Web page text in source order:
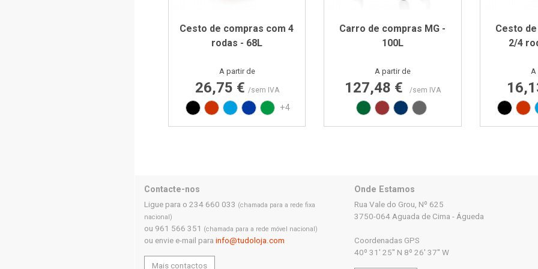
Cesto de compras com 4
rodas - 68L
Preço
A partir de
26,75 € /sem IVA
Preto Vermelho RAL3020
Azul PAN 299C
Azul PAN 293C
Verde PAN 347C
+4
Carro de compras MG -
100L
Preço
A partir de
127,48 € /sem IVA
Verde RAL6029
Vermelho RAL3000
Azul RAL5002
Cinza RAL7015
Cesto
2/4
A
Preto
Contacte-nos
Ligue para o 234 660 033 (chamada para a rede fixa
nacional)
ou 961 566 351 (chamada para a rede móvel nacional)
ou envie e-mail para info@tudoloja.com
Mais contactos
Onde Estamos
Rua Vale do Grou, Nº 625
3750-064 Aguada de Cima - Águeda
Coordenadas GPS
40º 31' 25'' N 8º 26' 37'' W